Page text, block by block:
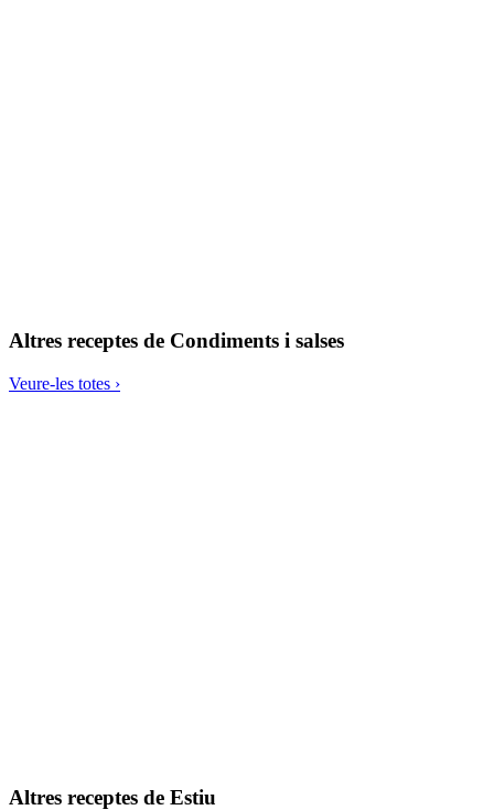
Altres receptes de Condiments i salses
Veure-les totes ›
Altres receptes de Estiu